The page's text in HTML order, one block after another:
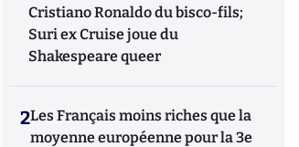
Cristiano Ronaldo du bisco-fils;
Suri ex Cruise joue du
Shakespeare queer
2Les Français moins riches que la
moyenne européenne pour la 3e